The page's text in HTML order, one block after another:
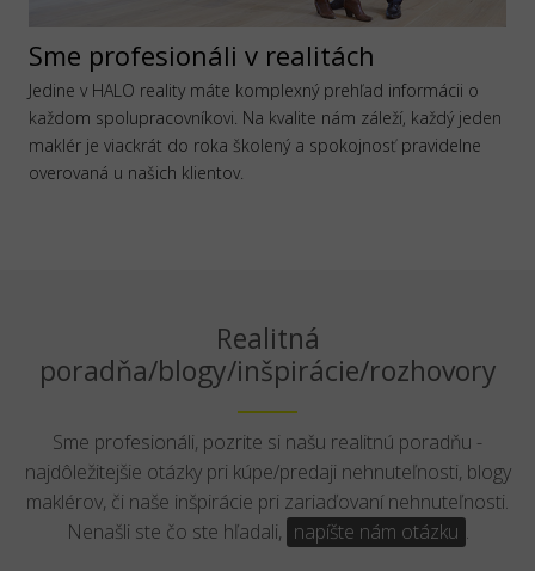
Sme profesionáli v realitách
Jedine v HALO reality máte komplexný prehľad informácii o
každom spolupracovníkovi. Na kvalite nám záleží, každý jeden
maklér je viackrát do roka školený a spokojnosť pravidelne
overovaná u našich klientov.
Realitná
poradňa/blogy/inšpirácie/rozhovory
Sme profesionáli, pozrite si našu realitnú poradňu -
najdôležitejšie otázky pri kúpe/predaji nehnuteľnosti, blogy
maklérov, či naše inšpirácie pri zariaďovaní nehnuteľnosti.
Nenašli ste čo ste hľadali, napíšte nám otázku .